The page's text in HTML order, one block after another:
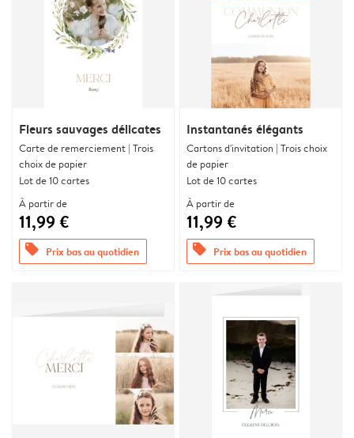
Fleurs sauvages délicates
Carte de remerciement | Trois
choix de papier
Lot de 10 cartes
À partir de
11,99 €
offers Prix bas au quotidien
Instantanés élégants
Cartons d'invitation | Trois choix
de papier
Lot de 10 cartes
À partir de
11,99 €
offers Prix bas au quotidien